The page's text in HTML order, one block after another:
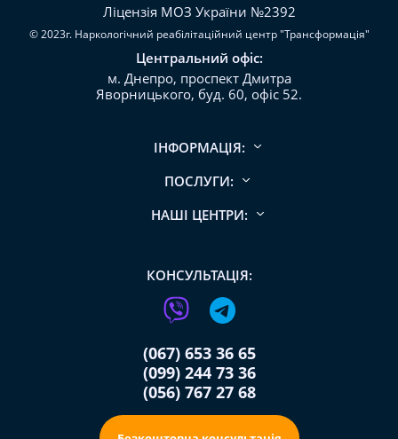
Ліцензія МОЗ України №2392
© 2023г. Наркологічний реабілітаційний центр "Трансформація"
Центральний офіс:
м. Днепро, проспект Дмитра
Яворницького, буд. 60, офіс 52.
ІНФОРМАЦІЯ:
ПОСЛУГИ:
НАШІ ЦЕНТРИ:
КОНСУЛЬТАЦІЯ:
(067) 653 36 65
(099) 244 73 36
(056) 767 27 68